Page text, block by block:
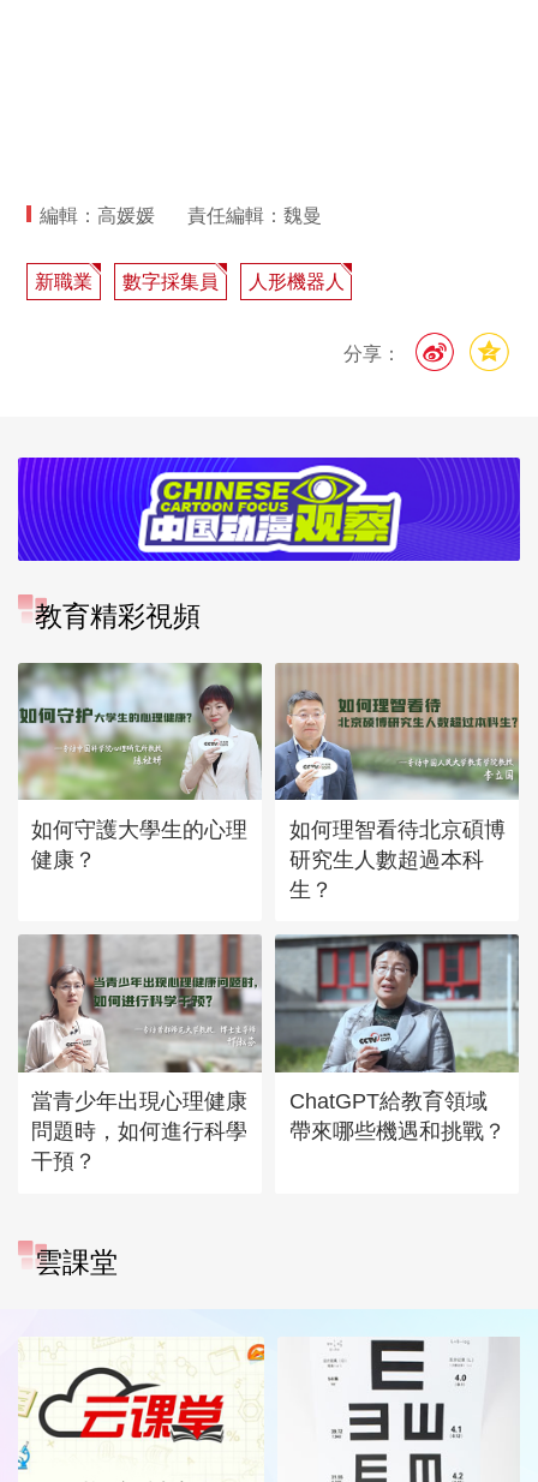
編輯：高媛媛 責任編輯：魏曼
新職業 數字採集員 人形機器人
分享：
教育精彩視頻
如何守護大學生的心理
健康？
如何理智看待北京碩博
研究生人數超過本科
生？
當青少年出現心理健康
問題時，如何進行科學
干預？
ChatGPT給教育領域
帶來哪些機遇和挑戰？
雲課堂